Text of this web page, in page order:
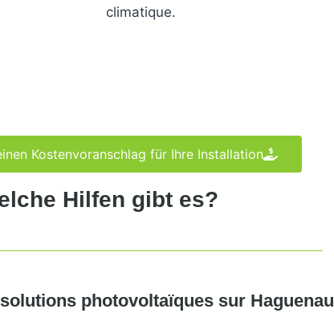
climatique.
Kostenvoranschlag für Ihre Installation
Hilfen gibt es?
photovoltaïques sur Haguenau